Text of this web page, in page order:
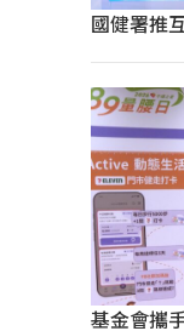
國健署推
基金會攜